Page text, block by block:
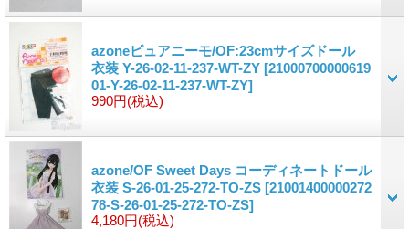
azoneピュアニーモ/OF:23cmサイズドール
衣装 Y-26-02-11-237-WT-ZY [21000700000619
01-Y-26-02-11-237-WT-ZY]
990円(税込)
azone/OF Sweet Days コーディネートドール
衣装 S-26-01-25-272-TO-ZS [21001400000272
78-S-26-01-25-272-TO-ZS]
4,180円(税込)